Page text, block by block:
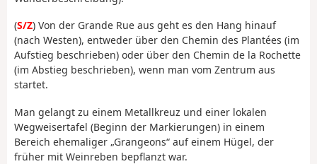
(S/Z) Von der Grande Rue aus geht es den Hang hinauf
(nach Westen), entweder über den Chemin des Plantées (im
Aufstieg beschrieben) oder über den Chemin de la Rochette
(im Abstieg beschrieben), wenn man vom Zentrum aus
startet.
Man gelangt zu einem Metallkreuz und einer lokalen
Wegweisertafel (Beginn der Markierungen) in einem
Bereich ehemaliger „Grangeons“ auf einem Hügel, der
früher mit Weinreben bepflanzt war.